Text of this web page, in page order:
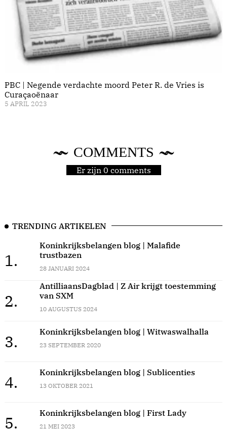
PBC | Negende verdachte moord Peter R. de Vries is
Curaçaoënaar
5 APRIL 2023
COMMENTS
Er zijn 0 comments
TRENDING ARTIKELEN
1.
Koninkrijksbelangen blog | Malafide
trustbazen
28 JANUARI 2024
2.
AntilliaansDagblad | Z Air krijgt toestemming
van SXM
10 AUGUSTUS 2024
3.
Koninkrijksbelangen blog | Witwaswalhalla
23 SEPTEMBER 2020
4.
Koninkrijksbelangen blog | Sublicenties
13 OKTOBER 2021
5.
Koninkrijksbelangen blog | First Lady
21 MEI 2023